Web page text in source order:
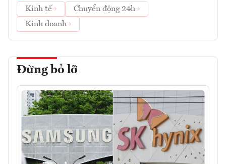
Kinh tế
Chuyển động 24h
Kinh doanh
Đừng bỏ lỡ